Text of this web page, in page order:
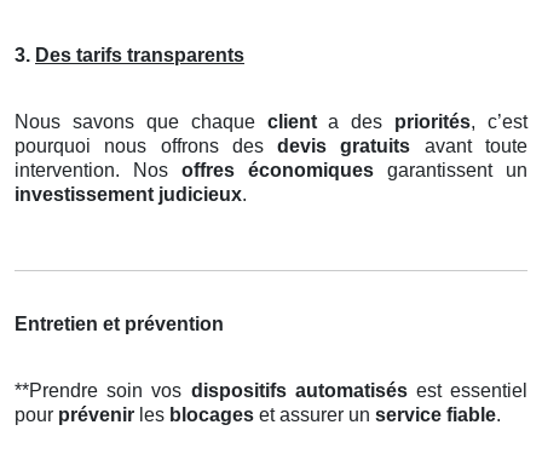
3. Des tarifs transparents
Nous savons que chaque clienta des priorités, c’est
pourquoi nous offrons desdevis gratuits avant toute
intervention. Nos offres économiques garantissent un
investissement judicieux.
Entretien et prévention
**Prendre soin vos dispositifs automatisésest essentiel
pour prévenir les blocages et assurer un service fiable.